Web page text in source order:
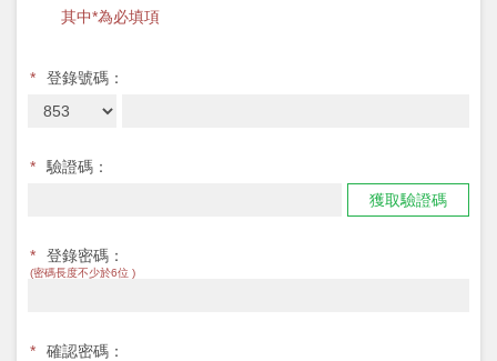
其中*為必填項
* 登錄號碼：
*
驗證碼：
獲取驗證碼
* 登錄密碼：
(密碼長度不少於6位 )
* 確認密碼：